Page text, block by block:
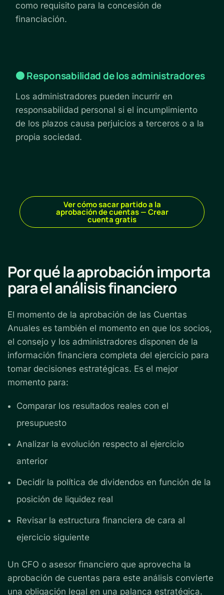
como requisito para la concesión de
financiación.
🟠 Responsabilidad de los administradores
Los administradores pueden incurrir en
responsabilidad personal si el incumplimiento
de los plazos causa perjuicios a terceros o a la
propia sociedad.
Ver cómo sacar partido a la
aprobación de cuentas — Crear
cuenta gratis
Por qué la aprobación importa
para el análisis financiero
El momento de la aprobación de las Cuentas
Anuales es también el momento en que los socios,
el consejo y los administradores disponen de la
información financiera completa del ejercicio para
tomar decisiones estratégicas. Es el mejor
momento para:
Comparar los resultados reales con el
presupuesto
Analizar la evolución respecto al ejercicio
anterior
Decidir la política de dividendos en función de la
posición de liquidez real
Revisar la estructura financiera de cara al
ejercicio siguiente
Un CFO o asesor financiero que aprovecha la
aprobación de cuentas para este análisis convierte
una obligación legal en una palanca estratégica.